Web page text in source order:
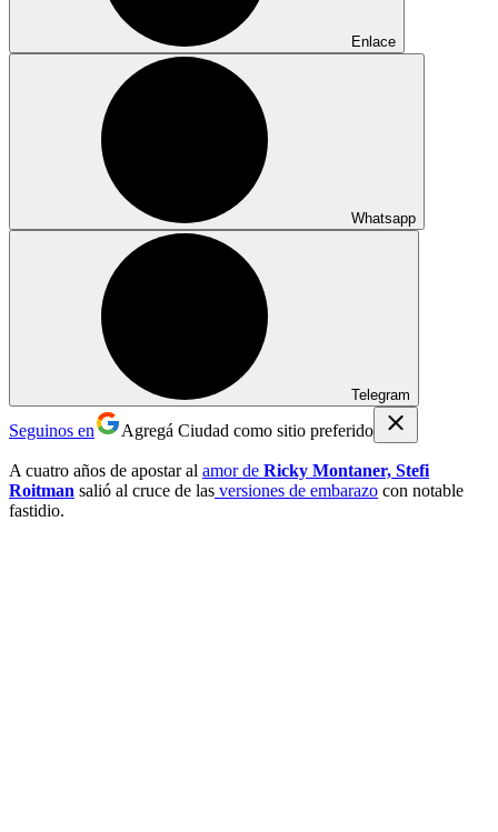
Enlace
Whatsapp
Telegram
Seguinos en Agregá Ciudad como sitio preferido
A cuatro años de apostar al amor de Ricky Montaner, Stefi
Roitman salió al cruce de las versiones de embarazo con notable
fastidio.